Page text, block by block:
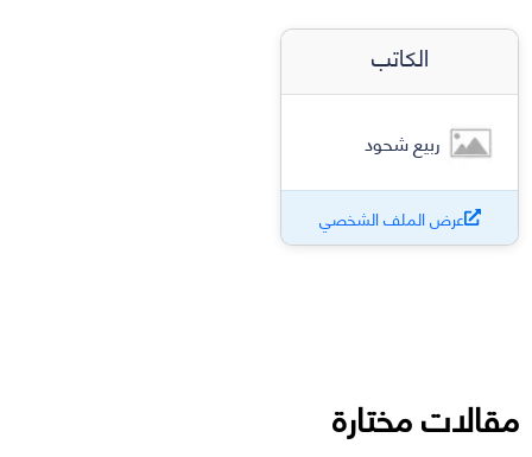
الكاتب
ربيع شحود
عرض الملف الشخصي
مقالات مختارة